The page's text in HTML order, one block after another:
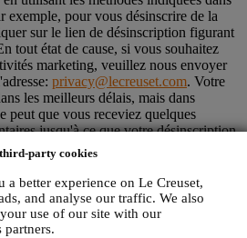
party cookies
a better experience on Le Creuset,
and analyse our traffic. We also
use of our site with our
partners.
exemple, pour vous désinscrire de la
sur le lien de désinscription figurant
tout état de cause, si vous souhaitez
marketing, veuillez nous envoyer
privacy@lecreuset.com. Votre
les meilleurs délais, mais dans
peut que vous receviez quelques
jusqu'à ce que votre désinscription
données
le contrôle de vos données et que vous
à tout moment. Nous vous
vos données à des
marketing sans votre autorisation.